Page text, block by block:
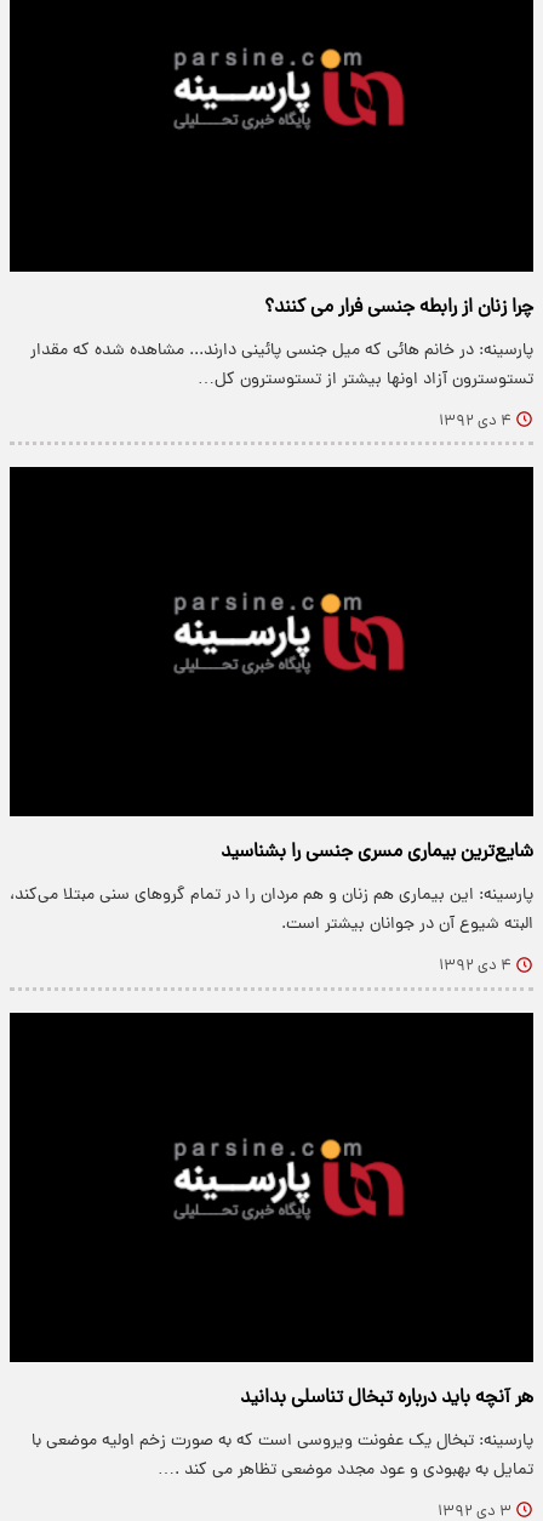
چرا زنان از رابطه جنسی فرار می کنند؟
پارسینه: در خانم هائی که میل جنسی پائینی دارند... مشاهده شده که مقدار
تستوسترون آزاد اونها بیشتر از تستوسترون کل…
۴ دی ۱۳۹۲
شایع‌ترین بیماری مسری جنسی را بشناسید
پارسینه: این بیماری هم زنان و هم مردان را در تمام گروهای سنی مبتلا می‌کند،
البته شیوع آن در جوانان بیشتر است.
۴ دی ۱۳۹۲
هر آنچه باید درباره تبخال تناسلی بدانید
پارسینه: تبخال یک عفونت ویروسی است که به صورت زخم اولیه موضعی با
تمایل به بهبودی و عود مجدد موضعی تظاهر می کند .…
۳ دی ۱۳۹۲